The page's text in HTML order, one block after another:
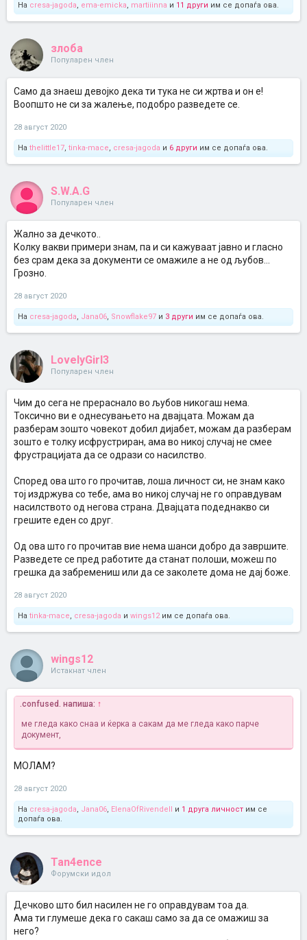
На cresa-jagoda, ema-emicka, martiiinna и 11 други им се допаѓа ова.
злоба
Популарен член
Само да знаеш девојко дека ти тука не си жртва и он е!
Воопшто не си за жалење, подобро разведете се.
28 август 2020
На thelittle17, tinka-mace, cresa-jagoda и 6 други им се допаѓа ова.
S.W.A.G
Популарен член
Жално за дечкото..
Колку вакви примери знам, па и си кажуваат јавно и гласно
без срам дека за документи се омажиле а не од љубов...
Грозно.
28 август 2020
На cresa-jagoda, Jana06, Snowflake97 и 3 други им се допаѓа ова.
LovelyGirl3
Популарен член
Чим до сега не прераснало во љубов никогаш нема.
Токсично ви е однесувањето на двајцата. Можам да
разберам зошто човекот добил дијабет, можам да разберам
зошто е толку исфрустриран, ама во никој случај не смее
фрустрацијата да се одрази со насилство.
Според ова што го прочитав, лоша личност си, не знам како
тој издржува со тебе, ама во никој случај не го оправдувам
насилството од негова страна. Двајцата подеднакво си
грешите еден со друг.
Од ова што го прочитав вие нема шанси добро да завршите.
Разведете се пред работите да станат полоши, можеш по
грешка да забремениш или да се заколете дома не дај боже.
28 август 2020
На tinka-mace, cresa-jagoda и wings12им се допаѓа ова.
wings12
Истакнат член
.confused. напиша: ↑
ме гледа како снаа и ќерка а сакам да ме гледа како парче
документ,
МОЛАМ?
28 август 2020
На cresa-jagoda, Jana06, ElenaOfRivendell и 1 друга личност им се
допаѓа ова.
Tan4ence
Форумски идол
Дечково што бил насилен не го оправдувам тоа да.
Ама ти глумеше дека го сакаш само за да се омажиш за
него?